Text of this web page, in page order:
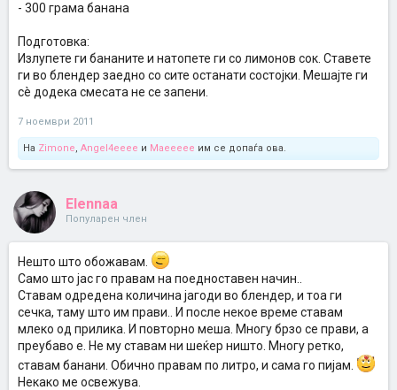
- 300 грама банана
Подготовка:
Излупете ги бананите и натопете ги со лимонов сок. Ставете
ги во блендер заедно со сите останати состојки. Мешајте ги
сè додека смесата не се запени.
7 ноември 2011
На Zimone, Angel4eeee и Maeeeee им се допаѓа ова.
Elennaa
Популарен член
Нешто што обожавам.
Само што јас го правам на поедноставен начин..
Ставам одредена количина јагоди во блендер, и тоа ги
сечка, таму што им прави.. И после некое време ставам
млеко од прилика. И повторно меша. Многу брзо се прави, а
преубаво е. Не му ставам ни шеќер ништо. Многу ретко,
ставам банани. Обично правам по литро, и сама го пијам.
Некако ме освежува.